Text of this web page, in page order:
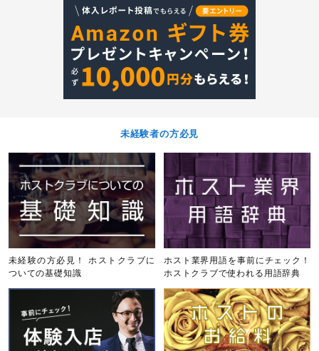
未経験者の方必見
未経験の方必見！ ホストクラブに
ついての基礎知識
ホスト業界用語を事前にチェック！
ホストクラブで使われる用語辞典